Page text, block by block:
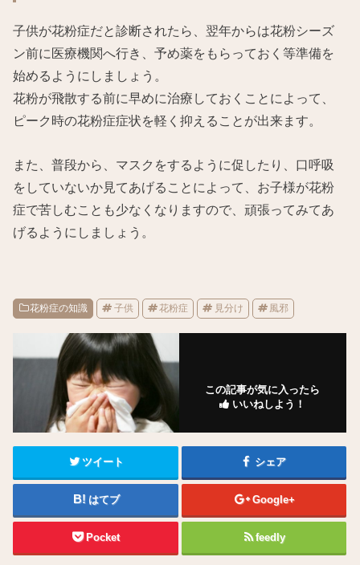
子供が花粉症だと診断されたら、翌年からは花粉シーズ
ン前に医療機関へ行き、予め薬をもらっておく等準備を
始めるようにしましょう。
花粉が飛散する前に早めに治療しておくことによって、
ピーク時の花粉症症状を軽く抑えることが出来ます。
また、普段から、マスクをするように促したり、口呼吸
をしていないか見てあげることによって、お子様が花粉
症で苦しむことも少なくなりますので、頑張ってみてあ
げるようにしましょう。
花粉症の知識 子供 花粉症 見分け 風邪
この記事が気に入ったら
いいねしよう！
ツイート シェア
はてブ Google+
Pocket feedly